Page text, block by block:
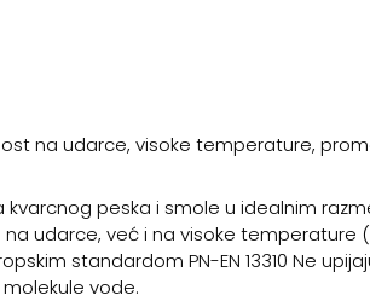
na udarce, visoke temperature,
peska i smole u idealnim
udarce, već i na visoke temperature
standardom PN-EN 13310 Ne
vode.